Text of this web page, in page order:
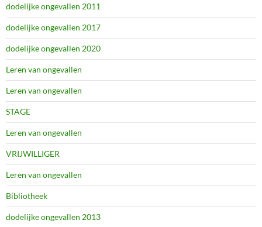
dodelijke ongevallen 2011
dodelijke ongevallen 2017
dodelijke ongevallen 2020
Leren van ongevallen
Leren van ongevallen
STAGE
Leren van ongevallen
VRIJWILLIGER
Leren van ongevallen
Bibliotheek
dodelijke ongevallen 2013